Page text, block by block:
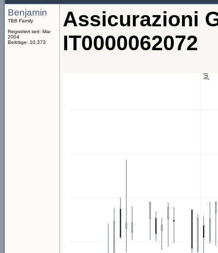
Benjamin
TBB Family
Registriert seit: Mar
2004
Beiträge: 10.373
Assicurazioni
IT0000062072